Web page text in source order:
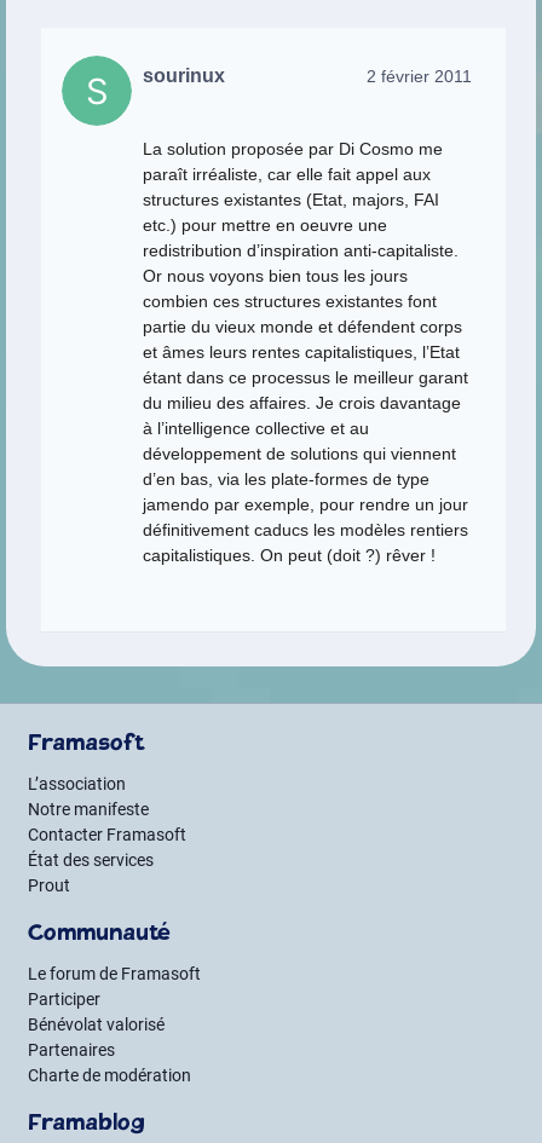
sourinux 2 février 2011
La solution proposée par Di Cosmo me
paraît irréaliste, car elle fait appel aux
structures existantes (Etat, majors, FAI
etc.) pour mettre en oeuvre une
redistribution d’inspiration anti-capitaliste.
Or nous voyons bien tous les jours
combien ces structures existantes font
partie du vieux monde et défendent corps
et âmes leurs rentes capitalistiques, l’Etat
étant dans ce processus le meilleur garant
du milieu des affaires. Je crois davantage
à l’intelligence collective et au
développement de solutions qui viennent
d’en bas, via les plate-formes de type
jamendo par exemple, pour rendre un jour
définitivement caducs les modèles rentiers
capitalistiques. On peut (doit ?) rêver !
Framasoft
L’association
Notre manifeste
Contacter Framasoft
État des services
Prout
Communauté
Le forum de Framasoft
Participer
Bénévolat valorisé
Partenaires
Charte de modération
Framablog